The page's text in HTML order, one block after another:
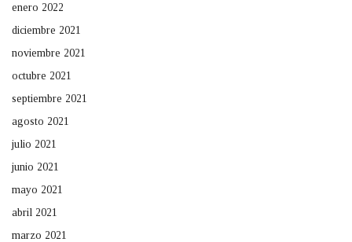
enero 2022
diciembre 2021
noviembre 2021
octubre 2021
septiembre 2021
agosto 2021
julio 2021
junio 2021
mayo 2021
abril 2021
marzo 2021